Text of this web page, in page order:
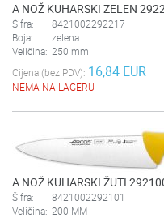
A NOŽ KUHARSKI ZELEN
Šifra:
8421002292217
Boja:
zelena
Veličina: 250 mm
Cijena (bez PDV): 16,84 EUR
NEMA NA LAGERU
A NOŽ KUHARSKI ŽUTI
Šifra:
8421002292101
Veličina: 200 MM